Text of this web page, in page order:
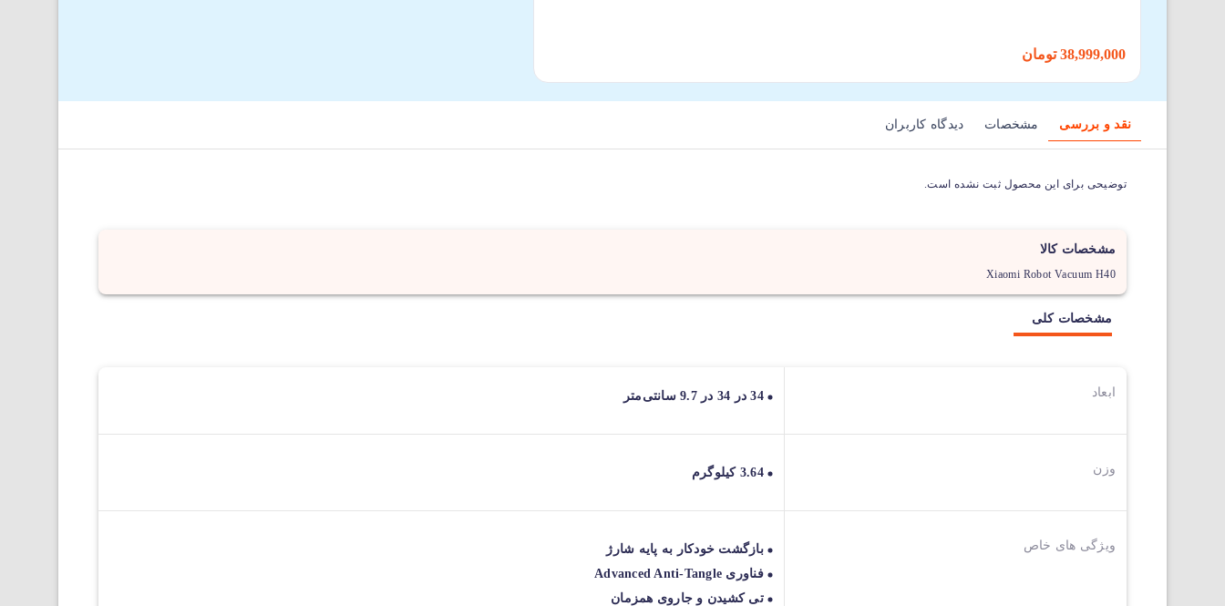
نقد و بررسی مشخصات دیدگاه کاربران
توضیحی برای این محصول ثبت نشده است.
مشخصات کالا
Xiaomi Robot Vacuum H40
مشخصات کلی
ابعاد 34 در 34 در 9.7 سانتی‌متر
وزن 3.64 کیلوگرم
ویژگی های خاص
بازگشت خودکار به پایه شارژ
فناوری Advanced Anti-Tangle
تی کشیدن و جاروی همزمان